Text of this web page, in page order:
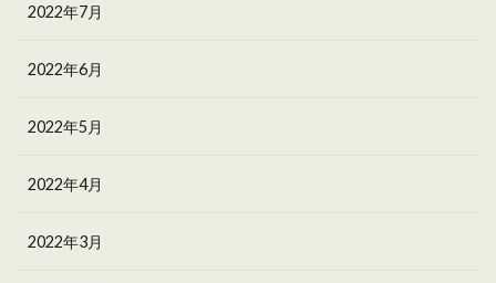
2022年7月
2022年6月
2022年5月
2022年4月
2022年3月